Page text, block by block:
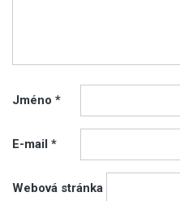
Jméno *
E-mail *
Webová stránka